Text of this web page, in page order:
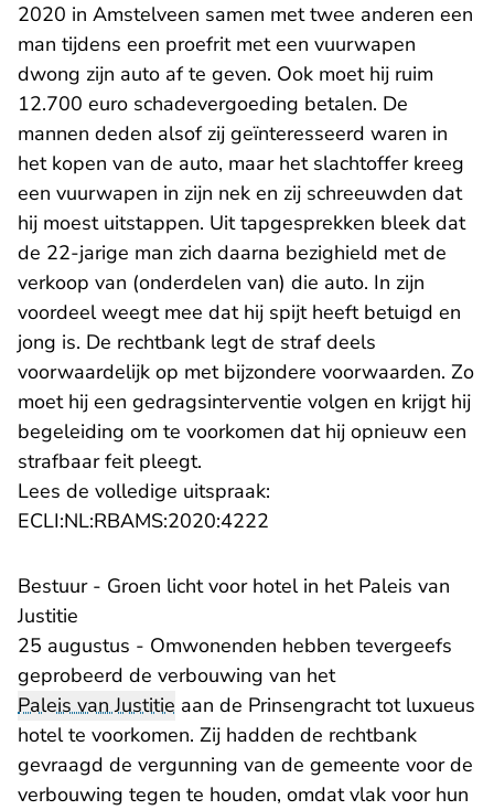
2020 in Amstelveen samen met twee anderen een
man tijdens een proefrit met een vuurwapen
dwong zijn auto af te geven. Ook moet hij ruim
12.700 euro schadevergoeding betalen. De
mannen deden alsof zij geïnteresseerd waren in
het kopen van de auto, maar het slachtoffer kreeg
een vuurwapen in zijn nek en zij schreeuwden dat
hij moest uitstappen. Uit tapgesprekken bleek dat
de 22-jarige man zich daarna bezighield met de
verkoop van (onderdelen van) die auto. In zijn
voordeel weegt mee dat hij spijt heeft betuigd en
jong is. De rechtbank legt de straf deels
voorwaardelijk op met bijzondere voorwaarden. Zo
moet hij een gedragsinterventie volgen en krijgt hij
begeleiding om te voorkomen dat hij opnieuw een
strafbaar feit pleegt.
Lees de volledige uitspraak:
ECLI:NL:RBAMS:2020:4222
Bestuur - Groen licht voor hotel in het Paleis van
Justitie
25 augustus - Omwonenden hebben tevergeefs
geprobeerd de verbouwing van het
Paleis van Justitie aan de Prinsengracht tot luxueus
hotel te voorkomen. Zij hadden de rechtbank
gevraagd de vergunning van de gemeente voor de
verbouwing tegen te houden, omdat vlak voor hun